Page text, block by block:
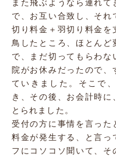
また飛ぶようなら連れ
で、お互い合致し、それ
切り料金＋羽切り料金を
鳥したところ、ほとん
で、まだ切ってもらわな
院がお休みだったので
ていきました。そこで
き、その後、お会計時
とられました。
受付の方に事情を言った
料金が発生する、と言っ
フにコソコソ聞いて、